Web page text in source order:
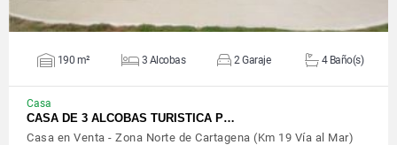
190 m² 3 Alcobas 2 Garaje 4 Baño(s)
Casa
CASA DE 3 ALCOBAS TURISTICA P…
Casa en Venta - Zona Norte de Cartagena (Km 19 Vía al Mar)